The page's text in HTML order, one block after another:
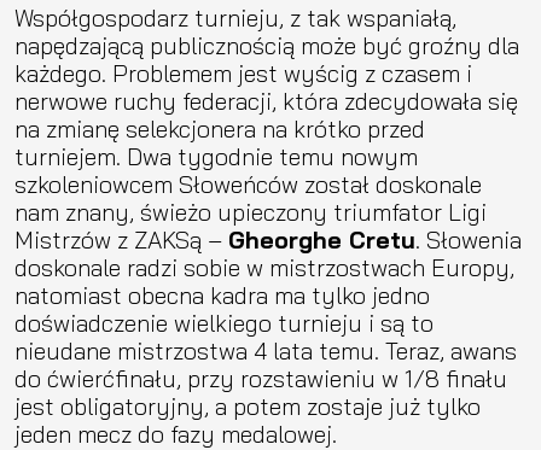
Współgospodarz turnieju, z tak wspaniałą,
napędzającą publicznością może być groźny dla
każdego. Problemem jest wyścig z czasem i
nerwowe ruchy federacji, która zdecydowała się
na zmianę selekcjonera na krótko przed
turniejem. Dwa tygodnie temu nowym
szkoleniowcem Słoweńców został doskonale
nam znany, świeżo upieczony triumfator Ligi
Mistrzów z ZAKSą – Gheorghe Cretu. Słowenia
doskonale radzi sobie w mistrzostwach Europy,
natomiast obecna kadra ma tylko jedno
doświadczenie wielkiego turnieju i są to
nieudane mistrzostwa 4 lata temu. Teraz, awans
do ćwierćfinału, przy rozstawieniu w 1/8 finału
jest obligatoryjny, a potem zostaje już tylko
jeden mecz do fazy medalowej.